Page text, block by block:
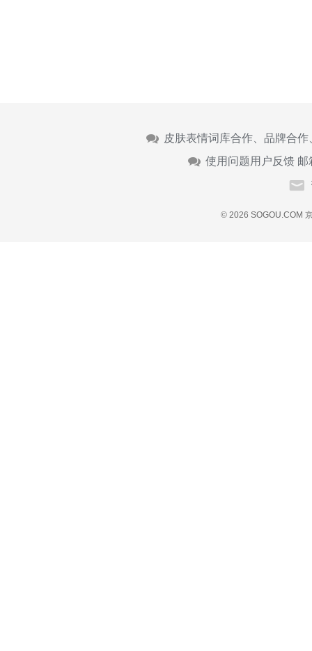
皮肤表情词库合作、品牌合
使用问题用户反馈 邮
© 2026 SOGOU.COM